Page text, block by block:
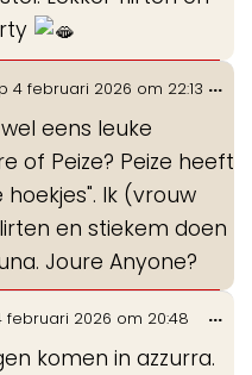
4 februari 2026 om 22:13
eens leuke
of Peize? Peize heeft
Ik (vrouw
en stiekem doen
Joure Anyone?
...
februari 2026 om 20:48
komen in azzurra.
...